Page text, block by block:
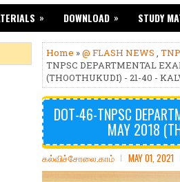
» DOWNLOAD » STUDY
Home »@ FLASH NEWS ,
TNPSC DEPARTMENTAL
(THOOTHUKUDI) - 21-40 -
DOT-46-TNPSC
MAY 2018
கல்விச்சோலை.காம் MAY 01, 2021